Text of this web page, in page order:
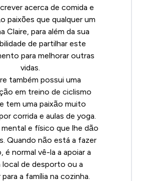
acerca de comida e
paixões que qualquer um
Claire, para além da sua
de partilhar este
para melhorar outras
vidas.
também possui uma
em treino de ciclismo
tem uma paixão muito
corrida e aulas de yoga.
e físico que lhe dão
Quando não está a fazer
é normal vê-la a apoiar a
local de desporto ou a
a família na cozinha.